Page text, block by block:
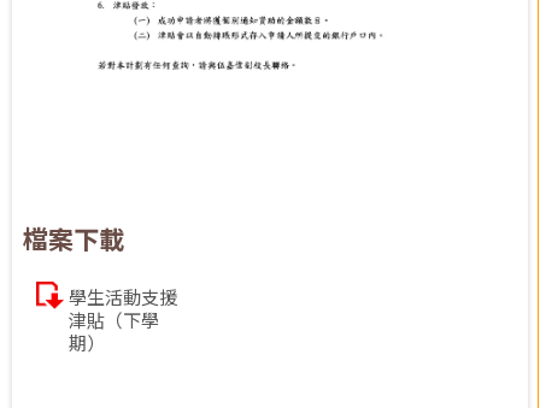
檔案下載
學生活動支援
津貼（下學
期）